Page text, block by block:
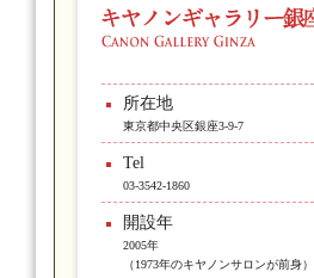
所在地
東京都中央区銀座3-9-7
Tel
03-3542-1860
開設年
2005年
（1973年のキヤノンサロンが前身）